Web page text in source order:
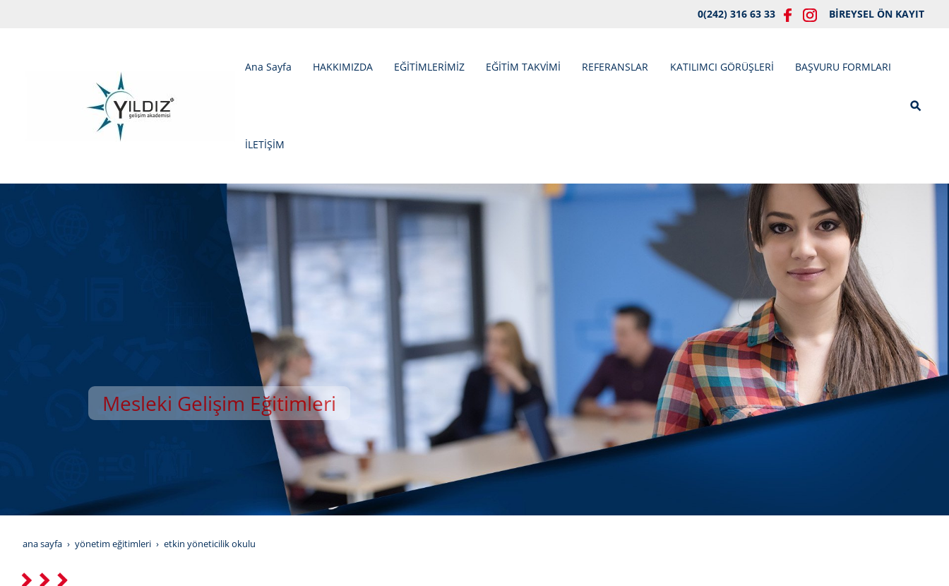
0(242) 316 63 33 BİREYSEL ÖN KAYIT
Ana Sayfa HAKKIMIZDA EĞİTİMLERİMİZ EĞİTİM TAKVİMİ REFERANSLAR KATILIMCI GÖRÜŞLERİ BAŞVURU FORMLARI
İLETİŞİM
Mesleki Gelişim Eğitimleri
YILDIZ GELİŞİM AKADEMİSİ
ana sayfa yönetim eğitimleri etkin yöneticilik okulu